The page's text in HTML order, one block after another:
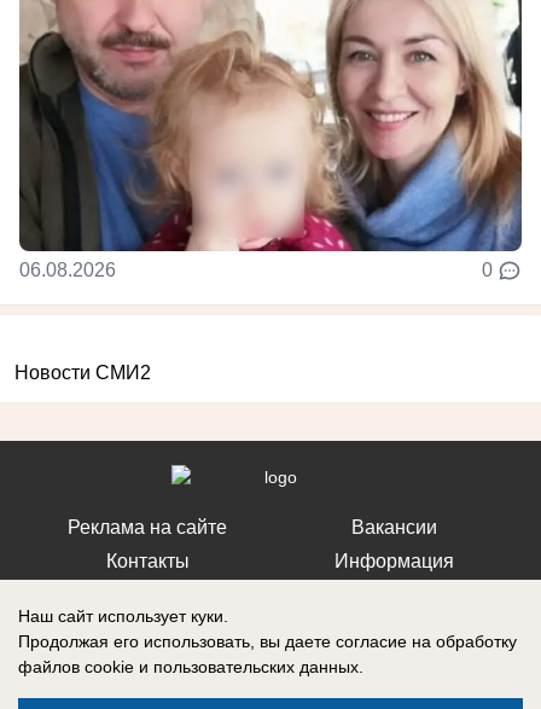
06.08.2026 0
Новости СМИ2
Реклама на сайте
Контакты
Вакансии
Информация
Наш сайт использует куки.
Продолжая его использовать, вы даете согласие на обработку
файлов cookie и пользовательских данных.